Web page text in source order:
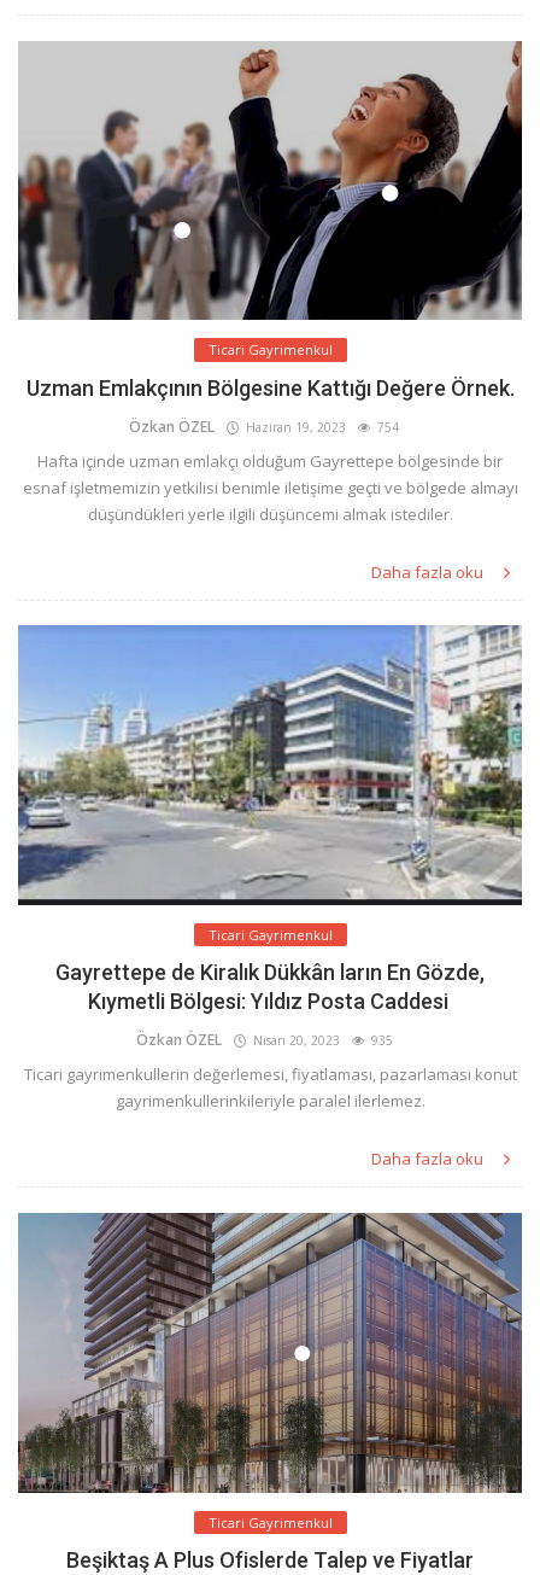
Ticari Gayrimenkul
Uzman Emlakçının Bölgesine Kattığı Değere Örnek.
Özkan ÖZEL Haziran 19, 2023 754
Hafta içinde uzman emlakçı olduğum Gayrettepe bölgesinde bir
esnaf işletmemizin yetkilisi benimle iletişime geçti ve bölgede almayı
düşündükleri yerle ilgili düşüncemi almak istediler.
Daha fazla oku
Ticari Gayrimenkul
Gayrettepe de Kiralık Dükkân ların En Gözde,
Kıymetli Bölgesi: Yıldız Posta Caddesi
Özkan ÖZEL Nisan 20, 2023 935
Ticari gayrimenkullerin değerlemesi, fiyatlaması, pazarlaması konut
gayrimenkullerinkileriyle paralel ilerlemez.
Daha fazla oku
Ticari Gayrimenkul
Beşiktaş A Plus Ofislerde Talep ve Fiyatlar